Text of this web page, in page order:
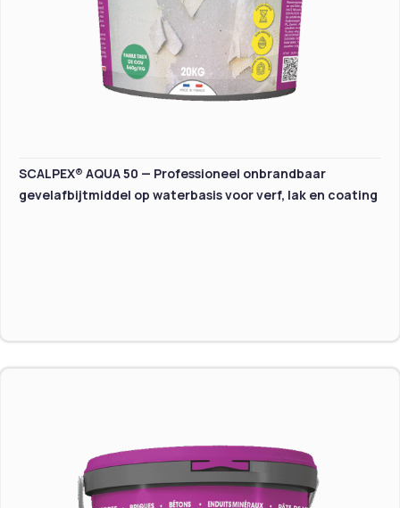
SCALPEX® AQUA 50 — Professioneel onbrandbaar
gevelafbijtmiddel op waterbasis voor verf, lak en coating